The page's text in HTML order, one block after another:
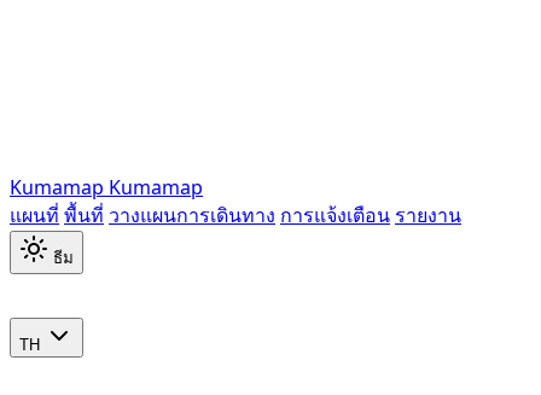
Kumamap Kumamap
แผนที่ พื้นที่ วางแผนการเดินทาง การแจ้งเตือน รายงาน
ธีม
TH